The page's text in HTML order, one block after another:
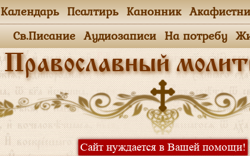
Православный
Сайт нуждается в Вашей помощи!
Календарь Псалтирь Канонник
Св.Писание Аудиозаписи На потребу